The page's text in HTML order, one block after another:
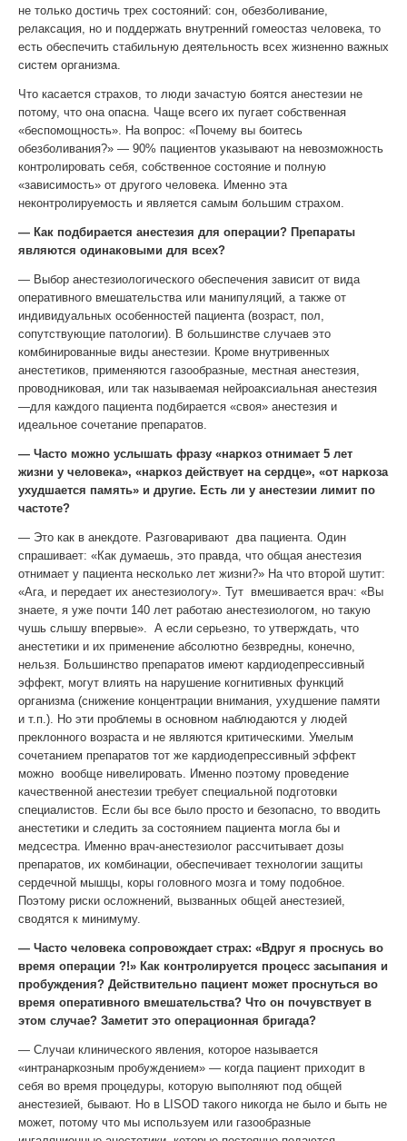
не только достичь трех состояний: сон, обезболивание,
релаксация, но и поддержать внутренний гомеостаз человека, то
есть обеспечить стабильную деятельность всех жизненно важных
систем организма.
Что касается страхов, то люди зачастую боятся анестезии не
потому, что она опасна. Чаще всего их пугает собственная
«беспомощность». На вопрос: «Почему вы боитесь
обезболивания?» — 90% пациентов указывают на невозможность
контролировать себя, собственное состояние и полную
«зависимость» от другого человека. Именно эта
неконтролируемость и является самым большим страхом.
— Как подбирается анестезия для операции? Препараты
являются одинаковыми для всех?
— Выбор анестезиологического обеспечения зависит от вида
оперативного вмешательства или манипуляций, а также от
индивидуальных особенностей пациента (возраст, пол,
сопутствующие патологии). В большинстве случаев это
комбинированные виды анестезии. Кроме внутривенных
анестетиков, применяются газообразные, местная анестезия,
проводниковая, или так называемая нейроаксиальная анестезия
—для каждого пациента подбирается «своя» анестезия и
идеальное сочетание препаратов.
— Часто можно услышать фразу «наркоз отнимает 5 лет
жизни у человека», «наркоз действует на сердце», «от наркоза
ухудшается память» и другие. Есть ли у анестезии лимит по
частоте?
— Это как в анекдоте. Разговаривают два пациента. Один
спрашивает: «Как думаешь, это правда, что общая анестезия
отнимает у пациента несколько лет жизни?» На что второй шутит:
«Ага, и передает их анестезиологу». Тут вмешивается врач: «Вы
знаете, я уже почти 140 лет работаю анестезиологом, но такую
чушь слышу впервые». А если серьезно, то утверждать, что
анестетики и их применение абсолютно безвредны, конечно,
нельзя. Большинство препаратов имеют кардиодепрессивный
эффект, могут влиять на нарушение когнитивных функций
организма (снижение концентрации внимания, ухудшение памяти
и т.п.). Но эти проблемы в основном наблюдаются у людей
преклонного возраста и не являются критическими. Умелым
сочетанием препаратов тот же кардиодепрессивный эффект
можно вообще нивелировать. Именно поэтому проведение
качественной анестезии требует специальной подготовки
специалистов. Если бы все было просто и безопасно, то вводить
анестетики и следить за состоянием пациента могла бы и
медсестра. Именно врач-анестезиолог рассчитывает дозы
препаратов, их комбинации, обеспечивает технологии защиты
сердечной мышцы, коры головного мозга и тому подобное.
Поэтому риски осложнений, вызванных общей анестезией,
сводятся к минимуму.
— Часто человека сопровождает страх: «Вдруг я проснусь во
время операции ?!» Как контролируется процесс засыпания и
пробуждения? Действительно пациент может проснуться во
время оперативного вмешательства? Что он почувствует в
этом случае? Заметит это операционная бригада?
— Случаи клинического явления, которое называется
«интранаркозным пробуждением» — когда пациент приходит в
себя во время процедуры, которую выполняют под общей
анестезией, бывают. Но в LISOD такого никогда не было и быть не
может, потому что мы используем или газообразные